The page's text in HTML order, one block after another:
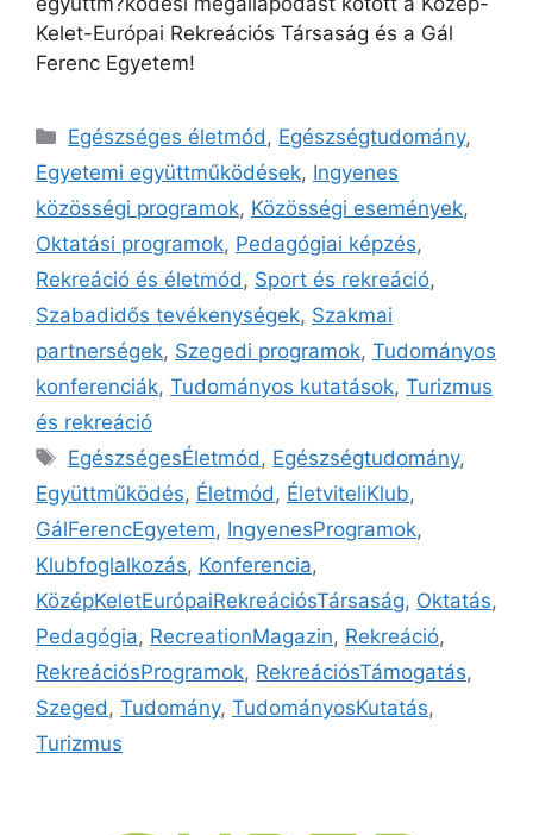
Kelet-Európai Rekreációs Társaság és a Gál
Ferenc Egyetem!
Egészséges életmód , Egészségtudomány,
Egyetemi együttműködések, Ingyenes
közösségi programok, Közösségi események,
Oktatási programok, Pedagógiai képzés,
Rekreáció és életmód , Sport és rekreáció,
Szabadidős tevékenységek, Szakmai
partnerségek, Szegedi programok, Tudományos
konferenciák, Tudományos kutatások, Turizmus
és rekreáció
EgészségesÉletmód , Egészségtudomány,
Együttműködés, Életmód , ÉletviteliKlub,
GálFerencEgyetem, IngyenesProgramok,
Klubfoglalkozás, Konferencia,
KözépKeletEurópaiRekreációsTársaság, Oktatás,
Pedagógia, RecreationMagazin, Rekreáció,
RekreációsProgramok, RekreációsTámogatás,
Szeged , Tudomány, TudományosKutatás,
Turizmus